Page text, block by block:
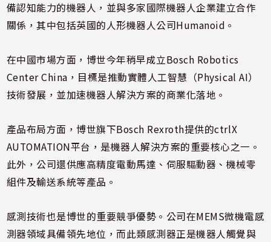
備認知能力的機器人，並與多家國際機器人企業建立合作
關係，其中包括英國的人形機器人公司Humanoid。
在中國市場方面，博世今年稍早成立Bosch Robotics
Center China，目標是推動實體人工智慧（Physical AI）
技術發展，並加速機器人解決方案的商業化落地。
產品布局方面，博世旗下Bosch Rexroth提供的ctrlX
AUTOMATION平台，是機器人解決方案的重要核心之一。
此外，公司還供應高精度電動馬達、伺服驅動器、機械零
組件及輸送系統等產品。
感測技術也是博世的重要競爭優勢。公司在MEMS微機電感
測器領域具備領先地位，而此類感測器正是機器人觸覺與